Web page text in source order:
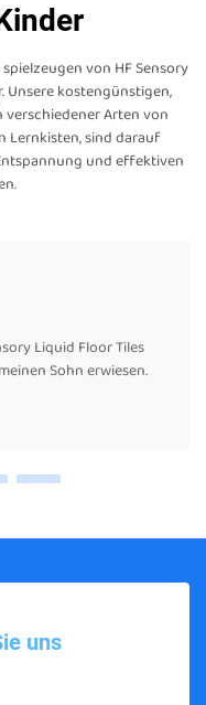
von HF Sensory
Unsere kostengünstigen,
Arten von
Lernkisten, sind darauf
und effektiven
Liquid Floor Tiles
Sohn erwiesen.
uns